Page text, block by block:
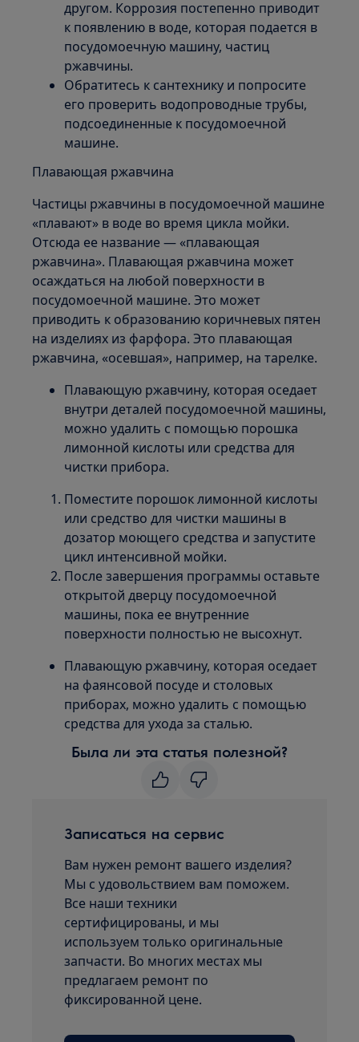
другом. Коррозия постепенно приводит
к появлению в воде, которая подается в
посудомоечную машину, частиц
ржавчины.
Обратитесь к сантехнику и попросите
его проверить водопроводные трубы,
подсоединенные к посудомоечной
машине.
Плавающая ржавчина
Частицы ржавчины в посудомоечной машине
«плавают» в воде во время цикла мойки.
Отсюда ее название — «плавающая
ржавчина». Плавающая ржавчина может
осаждаться на любой поверхности в
посудомоечной машине. Это может
приводить к образованию коричневых пятен
на изделиях из фарфора. Это плавающая
ржавчина, «осевшая», например, на тарелке.
Плавающую ржавчину, которая оседает
внутри деталей посудомоечной машины,
можно удалить с помощью порошка
лимонной кислоты или средства для
чистки прибора.
Поместите порошок лимонной кислоты
или средство для чистки машины в
дозатор моющего средства и запустите
цикл интенсивной мойки.
После завершения программы оставьте
открытой дверцу посудомоечной
машины, пока ее внутренние
поверхности полностью не высохнут.
Плавающую ржавчину, которая оседает
на фаянсовой посуде и столовых
приборах, можно удалить с помощью
средства для ухода за сталью.
Была ли эта статья полезной?
Записаться на сервис
Вам нужен ремонт вашего изделия?
Мы с удовольствием вам поможем.
Все наши техники
сертифицированы, и мы
используем только оригинальные
запчасти. Во многих местах мы
предлагаем ремонт по
фиксированной цене.